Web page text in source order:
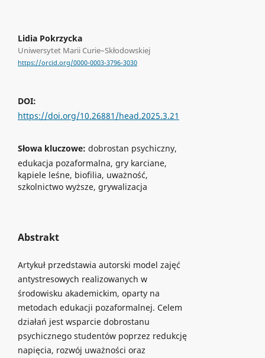
Lidia Pokrzycka
Uniwersytet Marii Curie–Skłodowskiej
https://orcid.org/0000-0003-3796-3030
DOI:
https://doi.org/10.26881/head.2025.3.21
Słowa kluczowe: dobrostan psychiczny,
edukacja pozaformalna, gry karciane,
kąpiele leśne, biofilia, uważność,
szkolnictwo wyższe, grywalizacja
Abstrakt
Artykuł przedstawia autorski model zajęć
antystresowych realizowanych w
środowisku akademickim, oparty na
metodach edukacji pozaformalnej. Celem
działań jest wsparcie dobrostanu
psychicznego studentów poprzez redukcję
napięcia, rozwój uważności oraz